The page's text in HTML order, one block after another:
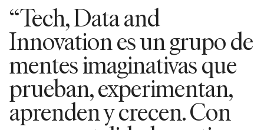
“Tech, Data and
Innovation es un grupo de
mentes imaginativas que
prueban, experimentan,
aprenden y crecen. Con